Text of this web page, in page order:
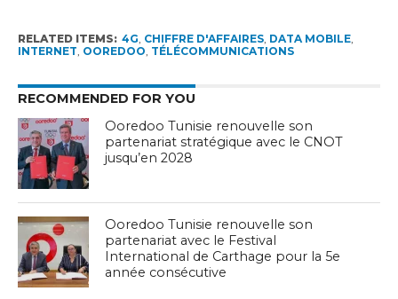
RELATED ITEMS: 4G, CHIFFRE D'AFFAIRES, DATA MOBILE,
INTERNET, OOREDOO, TÉLÉCOMMUNICATIONS
RECOMMENDED FOR YOU
Ooredoo Tunisie renouvelle son
partenariat stratégique avec le CNOT
jusqu’en 2028
Ooredoo Tunisie renouvelle son
partenariat avec le Festival
International de Carthage pour la 5e
année consécutive